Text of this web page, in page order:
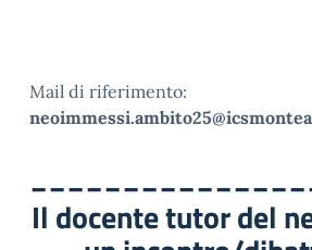
Mail di riferimento:
Il docente tutor del